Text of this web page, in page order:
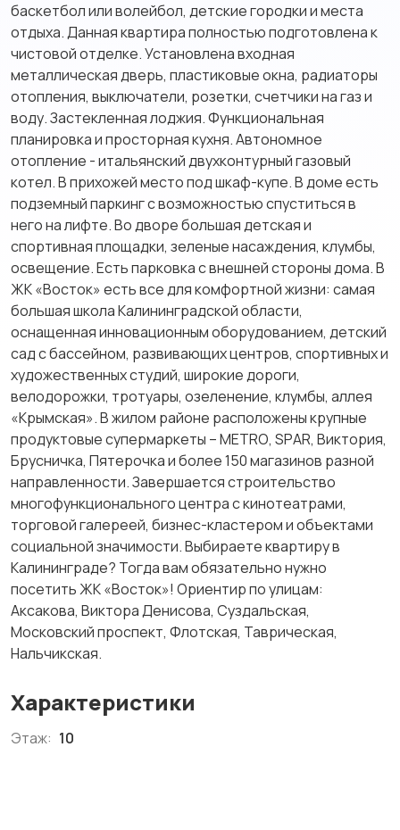
баскетбол или волейбол, детские городки и места
отдыха. Данная квартира полностью подготовлена к
чистовой отделке. Установлена входная
металлическая дверь, пластиковые окна, радиаторы
отопления, выключатели, розетки, счетчики на газ и
воду. Застекленная лоджия. Функциональная
планировка и просторная кухня. Автономное
отопление - итальянский двухконтурный газовый
котел. В прихожей место под шкаф-купе. В доме есть
подземный паркинг с возможностью спуститься в
него на лифте. Во дворе большая детская и
спортивная площадки, зеленые насаждения, клумбы,
освещение. Есть парковка с внешней стороны дома. В
ЖК «Восток» есть все для комфортной жизни: самая
большая школа Калининградской области,
оснащенная инновационным оборудованием, детский
сад с бассейном, развивающих центров, спортивных и
художественных студий, широкие дороги,
велодорожки, тротуары, озеленение, клумбы, аллея
«Крымская». В жилом районе расположены крупные
продуктовые супермаркеты – МЕТRО, SРАR, Виктория,
Брусничка, Пятерочка и более 150 магазинов разной
направленности. Завершается строительство
многофункционального центра с кинотеатрами,
торговой галереей, бизнес-кластером и объектами
социальной значимости. Выбираете квартиру в
Калининграде? Тогда вам обязательно нужно
посетить ЖК «Восток»! Ориентир по улицам:
Аксакова, Виктора Денисова, Суздальская,
Московский проспект, Флотская, Таврическая,
Нальчикская.
Характеристики
Этаж: 10